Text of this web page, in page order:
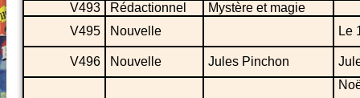
V493
Rédactionnel
Mystère et magie
V495
Nouvelle Le
V496 Nouvelle Jules Pinchon